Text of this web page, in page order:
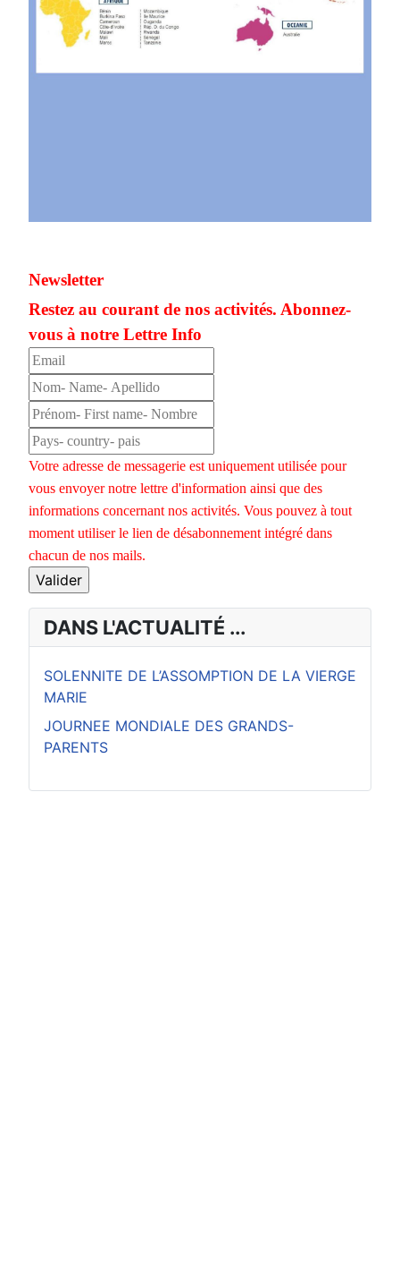
Newsletter
Restez au courant de nos activités. Abonnez-
vous à notre Lettre Info
Votre adresse de messagerie est uniquement utilisée pour
vous envoyer notre lettre d'information ainsi que des
informations concernant nos activités. Vous pouvez à tout
moment utiliser le lien de désabonnement intégré dans
chacun de nos mails.
DANS L'ACTUALITÉ ...
SOLENNITE DE L’ASSOMPTION DE LA VIERGE
MARIE
JOURNEE MONDIALE DES GRANDS-
PARENTS